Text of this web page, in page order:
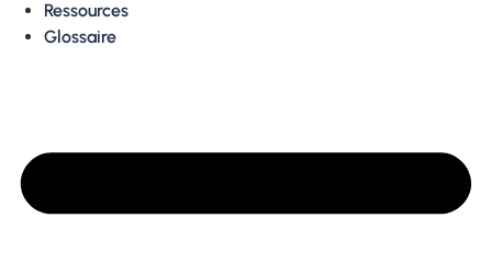
Ressources
Glossaire